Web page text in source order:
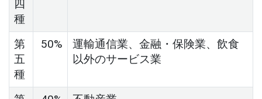
四
種
第
五
種
50%
運輸通信業、金融・保険業、飲食
以外のサービス業